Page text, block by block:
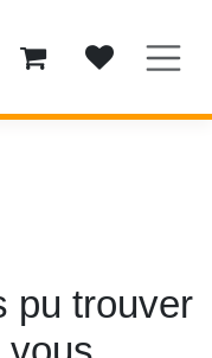
pu trouver